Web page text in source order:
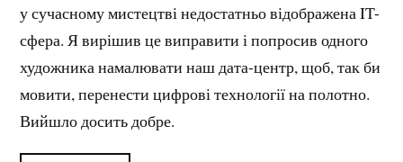
у сучасному мистецтві недостатньо відображена IT-
сфера. Я вирішив це виправити і попросив одного
художника намалювати наш дата-центр, щоб, так би
мовити, перенести цифрові технології на полотно.
Вийшло досить добре.